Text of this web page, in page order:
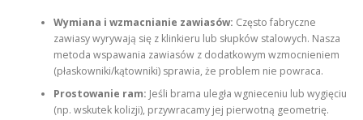
Wymiana i wzmacnianie zawiasów: Często fabryczne
zawiasy wyrywają się z klinkieru lub słupków stalowych. Nasza
metoda wspawania zawiasów z dodatkowym wzmocnieniem
(płaskowniki/kątowniki) sprawia, że problem nie powraca.
Prostowanie ram: Jeśli brama uległa wgnieceniu lub wygięciu
(np. wskutek kolizji), przywracamy jej pierwotną geometrię.